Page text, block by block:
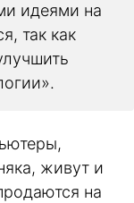
идеями на
так как
живут и
на